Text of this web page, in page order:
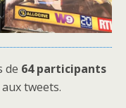
de 64 participants
tweets.